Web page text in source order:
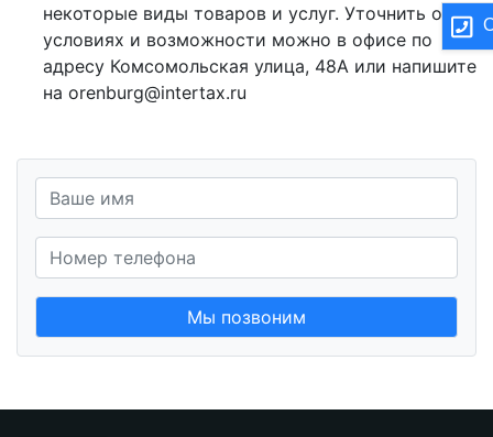
некоторые виды товаров и услуг. Уточнить об
условиях и возможности можно в офисе по
адресу Комсомольская улица, 48А или напишите
на orenburg@intertax.ru
Мы позвоним